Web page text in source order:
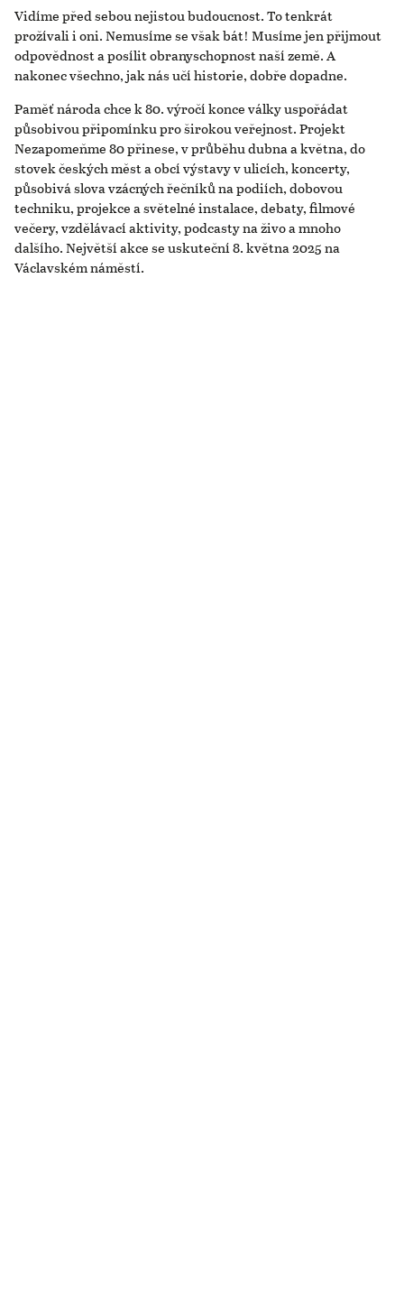
Vidíme před sebou nejistou budoucnost. To tenkrát
prožívali i oni. Nemusíme se však bát! Musíme jen přijmout
odpovědnost a posílit obranyschopnost naší země. A
nakonec všechno, jak nás učí historie, dobře dopadne.
Paměť národa chce k 80. výročí konce války uspořádat
působivou připomínku pro širokou veřejnost. Projekt
Nezapomeňme 80 přinese, v průběhu dubna a května, do
stovek českých měst a obcí výstavy v ulicích, koncerty,
působivá slova vzácných řečníků na podiích, dobovou
techniku, projekce a světelné instalace, debaty, filmové
večery, vzdělávací aktivity, podcasty na živo a mnoho
dalšího. Největší akce se uskuteční 8. května 2025 na
Václavském náměstí.